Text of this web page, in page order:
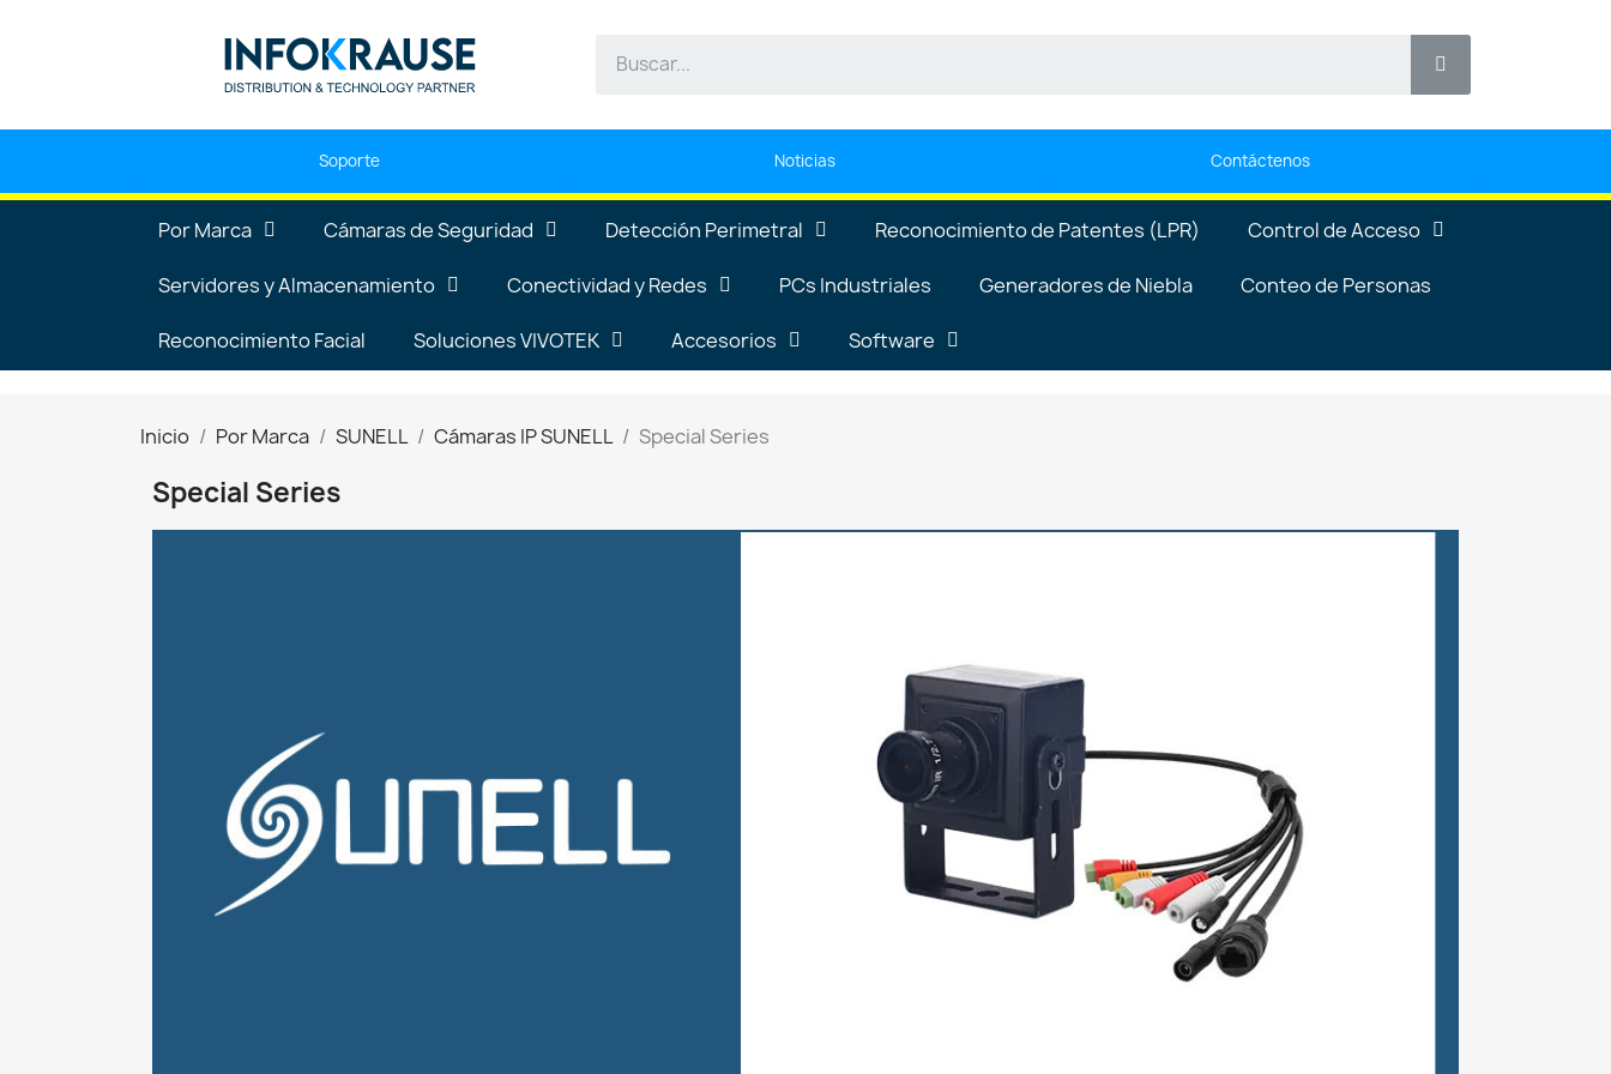
Soporte Noticias Contáctenos
Por Marca Cámaras de Seguridad Detección Perimetral Reconocimiento de Patentes (LPR) Control de Acceso
Servidores y Almacenamiento Conectividad y Redes PCs Industriales Generadores de Niebla Conteo de Personas
Reconocimiento Facial Soluciones VIVOTEK Accesorios Software
Inicio Por Marca SUNELL Cámaras IP SUNELL Special Series
Special Series